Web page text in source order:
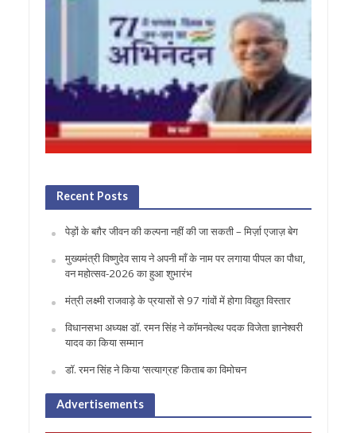
Recent Posts
पेड़ों के बग़ैर जीवन की कल्पना नहीं की जा सकती – मिर्ज़ा एजाज़ बेग
मुख्यमंत्री विष्णुदेव साय ने अपनी माँ के नाम पर लगाया पीपल का पौधा,
वन महोत्सव-2026 का हुआ शुभारंभ
मंत्री लक्ष्मी राजवाड़े के प्रयासों से 97 गांवों में होगा विद्युत विस्तार
विधानसभा अध्यक्ष डॉ. रमन सिंह ने कॉमनवेल्थ पदक विजेता ज्ञानेश्वरी
यादव का किया सम्मान
डॉ. रमन सिंह ने किया ‘सत्याग्रह‘ किताब का विमोचन
Advertisements